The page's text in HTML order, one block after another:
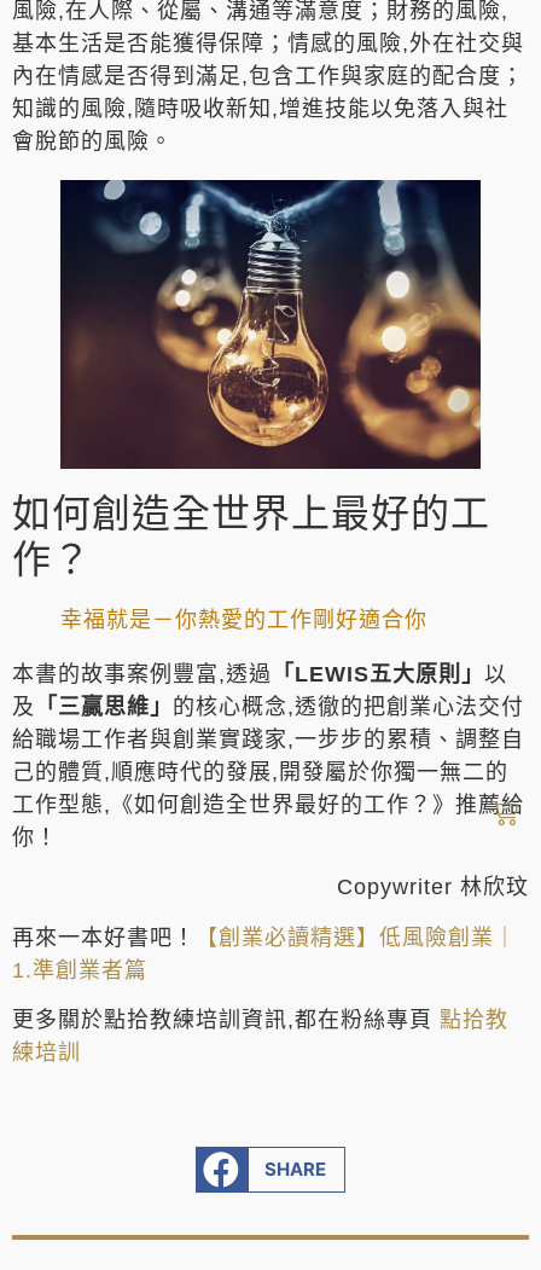
風險,在人際、從屬、溝通等滿意度；財務的風險,
基本生活是否能獲得保障；情感的風險,外在社交與
內在情感是否得到滿足,包含工作與家庭的配合度；
知識的風險,隨時吸收新知,增進技能以免落入與社
會脫節的風險。
如何創造全世界上最好的工
作？
幸福就是－你熱愛的工作剛好適合你
本書的故事案例豐富,透過 「LEWIS五大原則」 以
及 「三贏思維」 的核心概念,透徹的把創業心法交付
給職場工作者與創業實踐家,一步步的累積、調整自
己的體質,順應時代的發展,開發屬於你獨一無二的
工作型態,《如何創造全世界最好的工作？》推薦給
你！
Copywriter 林欣玟
再來一本好書吧！
【創業必讀精選】低風險創業｜
1.準創業者篇
更多關於點拾教練培訓資訊,都在粉絲專頁 點拾教
練培訓
SHARE